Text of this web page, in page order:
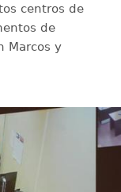
centros de
de
Marcos y